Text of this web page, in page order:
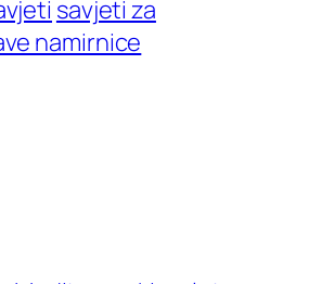
savjeti za
namirnice